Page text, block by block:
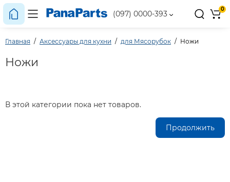
(097) 0000-393
0
Главная Аксессуары для кухни для Мясорубок Ножи
Ножи
В этой категории пока нет товаров.
Продолжить